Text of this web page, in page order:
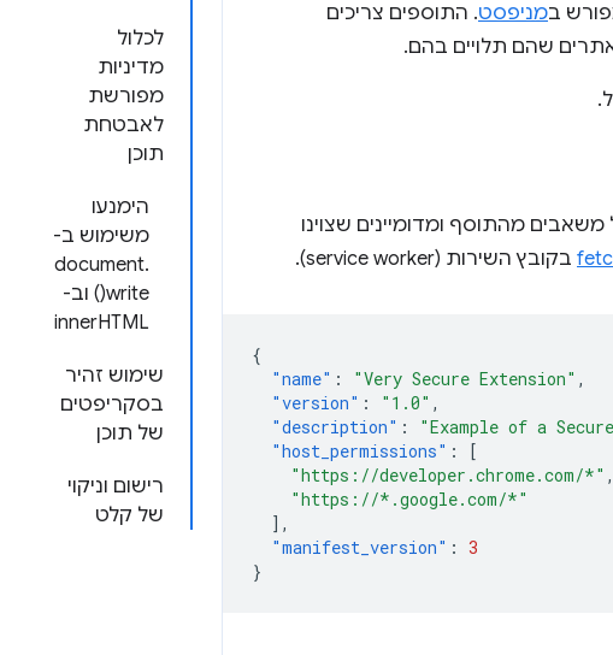
לכלול
מדיניות
מפורשת
לאבטחת
תוכן
הימנעו
משימוש ב-
document.
write() וב-
innerHTML
שימוש זהיר
בסקריפטים
של תוכן
רישום וניקוי
של קלט
מניפסט. התוספים צריכים
מהתוסף ומדומיינים שצוינו
בקובץ השירות (service worker).
{
"name" : "Very Secure Extension" ,
"version" : "1.0" ,
"description" : "Example of a
"host_permissions" :
[
"https://developer.chrome.com/*" ,
"https://*.google.com/*"
],
"manifest_version" : 3
}